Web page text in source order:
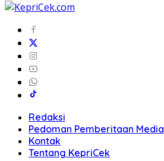
Redaksi
Pedoman Pemberitaan
Kontak
Tentang KepriCek